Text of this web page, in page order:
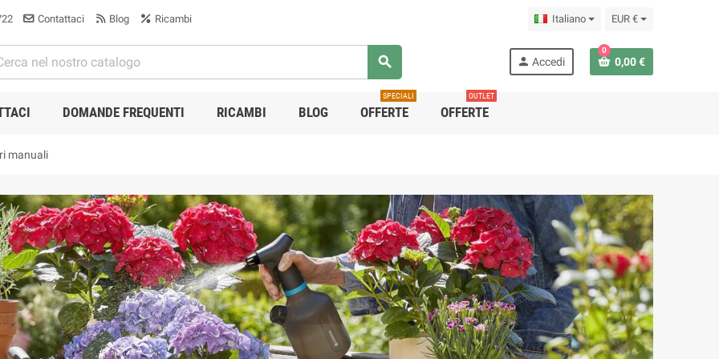
Contattaci Blog Ricambi Italiano EUR €
search person Accedi
0
0,00 €
DOMANDE FREQUENTI RICAMBI BLOG OFFERTE
SPECIALI
OFFERTE
OUTLET
manuali